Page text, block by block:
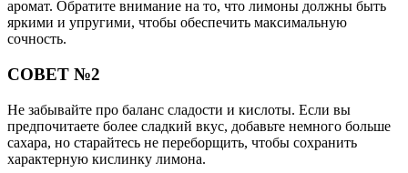
аромат. Обратите внимание на то, что лимоны должны быть
яркими и упругими, чтобы обеспечить максимальную
сочность.
СОВЕТ №2
Не забывайте про баланс сладости и кислоты. Если вы
предпочитаете более сладкий вкус, добавьте немного больше
сахара, но старайтесь не переборщить, чтобы сохранить
характерную кислинку лимона.